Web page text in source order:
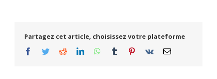
Partagez cet article, choisissez votre plateforme
Facebook
TwitterRedditLinkedInWhatsApp
Tumblr Pinterest
Vk Email